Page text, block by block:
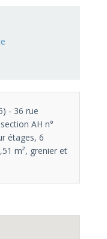
- 36 rue
AH n°
étages, 6
m², grenier et